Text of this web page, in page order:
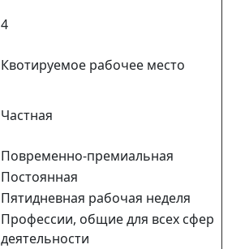
4
Квотируемое рабочее место
Частная
Повременно-премиальная
Постоянная
Пятидневная рабочая неделя
Профессии, общие для всех сфер
деятельности